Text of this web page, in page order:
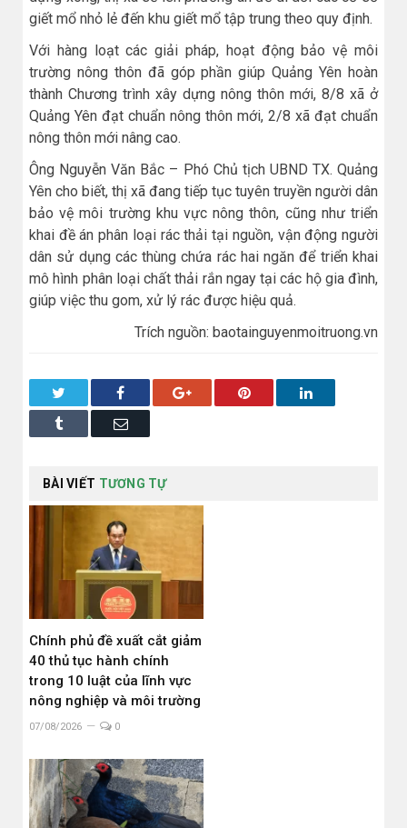
giết mổ nhỏ lẻ đến khu giết mổ tập trung theo quy định.
Với hàng loạt các giải pháp, hoạt động bảo vệ môi
trường nông thôn đã góp phần giúp Quảng Yên hoàn
thành Chương trình xây dựng nông thôn mới, 8/8 xã ở
Quảng Yên đạt chuẩn nông thôn mới, 2/8 xã đạt chuẩn
nông thôn mới nâng cao.
Ông Nguyễn Văn Bắc – Phó Chủ tịch UBND TX. Quảng
Yên cho biết, thị xã đang tiếp tục tuyên truyền người dân
bảo vệ môi trường khu vực nông thôn, cũng như triển
khai đề án phân loại rác thải tại nguồn, vận động người
dân sử dụng các thùng chứa rác hai ngăn để triển khai
mô hình phân loại chất thải rắn ngay tại các hộ gia đình,
giúp việc thu gom, xử lý rác được hiệu quả.
Trích nguồn: baotainguyenmoitruong.vn
Facebook Google+ Pinterest LinkedIn
Tumblr Email
BÀI VIẾT TƯƠNG TỰ
Chính phủ đề xuất cắt giảm
40 thủ tục hành chính
trong 10 luật của lĩnh vực
nông nghiệp và môi trường
07/08/2026 0